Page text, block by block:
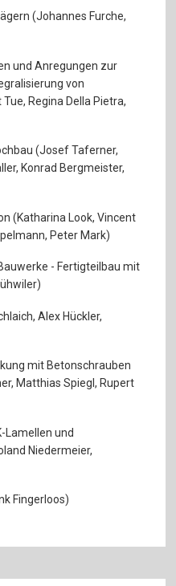
(Johannes Furche,
und Anregungen zur
von
Regina Della Pietra,
(Josef Taferner,
Konrad Bergmeister,
(Katharina Look, Vincent
Peter Mark)
- Fertigteilbau mit
Alex Hückler,
mit Betonschrauben
Matthias Spiegl, Rupert
Lamellen und
Niedermeier,
Fingerloos)